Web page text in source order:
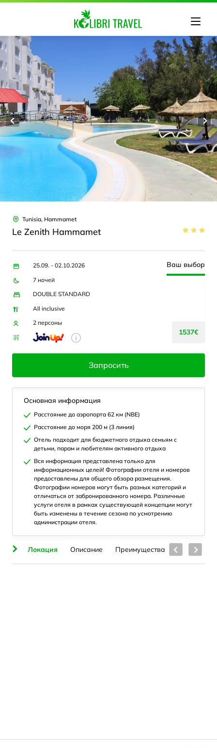
Tunisia, Hammamet
Le Zenith Hammamet
25.09. - 02.10.2026
7 ночей
DOUBLE STANDARD
All inclusive
2 персоны
Ваш выбор
1537€
Запросить
Основная информация
Расстояние до аэропорта 62 км (NBE)
Расстояние до моря 200 м (3 линия)
Отель подходит для бюджетного отдыха семьям с
детьми, парам и любителям активного отдыха
Вся информация представлена только для
информационных целей! Фотографии отеля и номеров
предоставлены для общего обзора размещения.
Фотографии номеров могут быть разных категорий и
отличаться от забронированного номера. Различные
услуги отеля в рамках существующей концепции могут
быть изменены в течение сезона по усмотрению
администрации отеля.
Локация Описание Преимущества Номера